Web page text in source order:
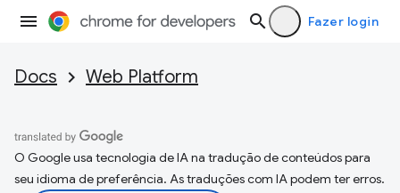
Fazer login
Docs Web Platform
O Google usa tecnologia de IA na tradução de conteúdos para
seu idioma de preferência. As traduções com IA podem ter erros.